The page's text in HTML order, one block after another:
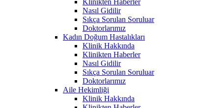
Nasıl Gidilir
Sıkça Sorulan Soruluar
Doktorlarımız
Kadın Doğum Hastalıkları
Klinik Hakkında
Klinikten Haberler
Nasıl Gidilir
Sıkça Sorulan Soruluar
Doktorlarımız
Aile Hekimliği
Klinik Hakkında